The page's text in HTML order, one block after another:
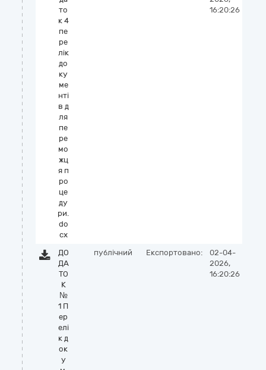
то
к 4
пе
ре
лік
до
ку
ме
нті
в д
ля
пе
ре
мо
жц
я п
ро
це
ду
ри.
do
cx
16:20:26
ДО
ДА
ТО
К
№
1 П
ер
елі
к д
ок
у
публічний Експортовано:
02-04-
2026,
16:20:26